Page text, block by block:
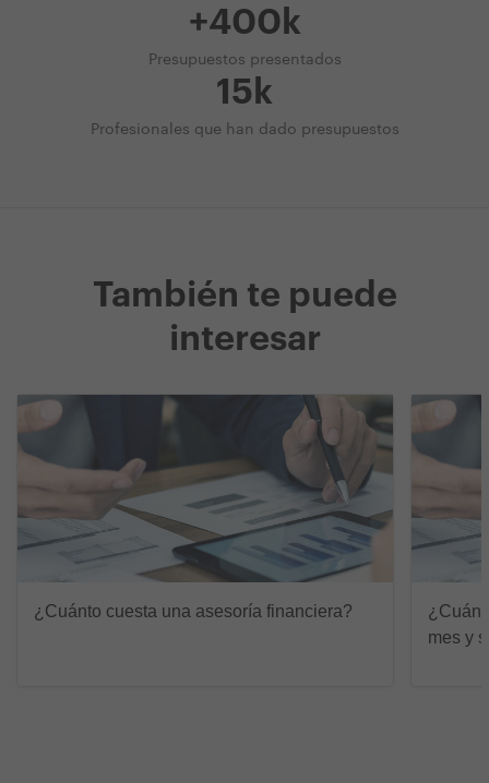
+400k
Presupuestos presentados
15k
Profesionales que han dado presupuestos
También te puede
interesar
¿Cuánto cuesta una asesoría financiera?
mes y